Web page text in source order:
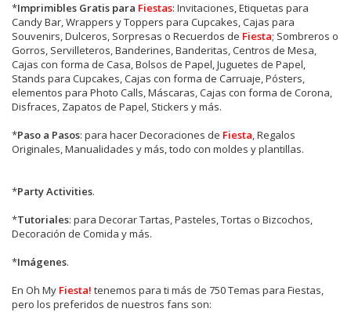
*Imprimibles Gratis para Fiestas: Invitaciones, Etiquetas para
Candy Bar, Wrappers y Toppers para Cupcakes, Cajas para
Souvenirs, Dulceros, Sorpresas o Recuerdos de Fiesta; Sombreros o
Gorros, Servilleteros, Banderines, Banderitas, Centros de Mesa,
Cajas con forma de Casa, Bolsos de Papel, Juguetes de Papel,
Stands para Cupcakes, Cajas con forma de Carruaje, Pósters,
elementos para Photo Calls, Máscaras, Cajas con forma de Corona,
Disfraces, Zapatos de Papel, Stickers y más.
*Paso a Pasos: para hacer Decoraciones de Fiesta, Regalos
Originales, Manualidades y más, todo con moldes y plantillas.
*Party Activities.
*Tutoriales: para Decorar Tartas, Pasteles, Tortas o Bizcochos,
Decoración de Comida y más.
*Imágenes.
En Oh My Fiesta! tenemos para ti más de 750 Temas para Fiestas,
pero los preferidos de nuestros fans son: